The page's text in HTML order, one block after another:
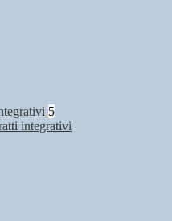
5
integrativi